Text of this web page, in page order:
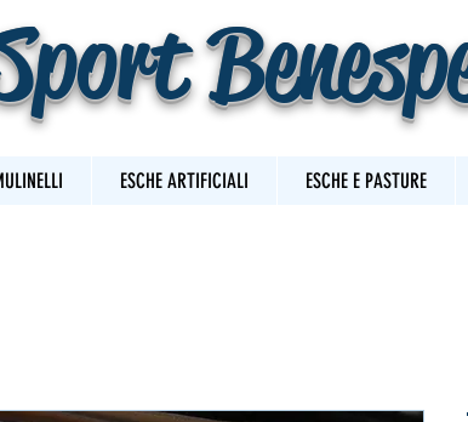
ESCHE ARTIFICIALI ESCHE E PASTURE